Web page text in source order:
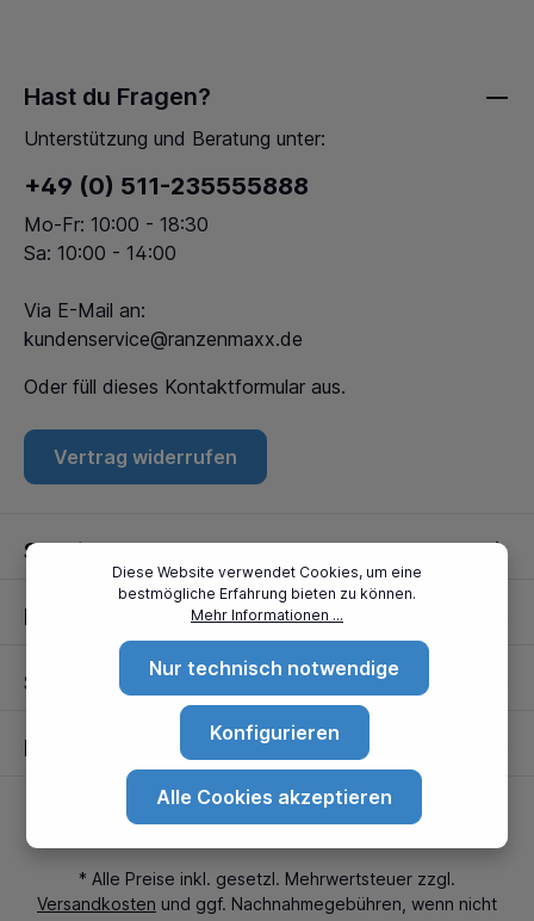
Partner
Standorte
Hast du Fragen?
Unterstützung und Beratung unter:
+49 (0) 511-235555888
Mo-Fr: 10:00 - 18:30
Sa: 10:00 - 14:00
Via E-Mail an:
kundenservice@ranzenmaxx.de
Oder füll dieses Kontaktformular aus.
Vertrag widerrufen
Service
Informationen
* Alle Preise inkl. gesetzl. Mehrwertsteuer zzgl.
Versandkosten und ggf. Nachnahmegebühren, wenn nicht
Diese Website verwendet Cookies, um eine
bestmögliche Erfahrung bieten zu können.
Mehr Informationen ...
Nur technisch notwendige
Konfigurieren
Alle Cookies akzeptieren